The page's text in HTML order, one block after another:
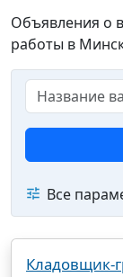
Объявления о
работы в
Все
Кладовщик-
Улицы Минска
Документы
Пробки на
Самолеты